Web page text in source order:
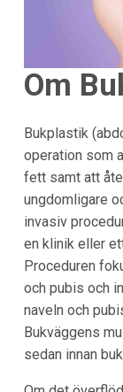
Om
Bukplastik
operation som
fett samt att
ungdomligare
invasiv
en klinik eller
Proceduren
och pubis och
naveln och
Bukväggens
sedan innan